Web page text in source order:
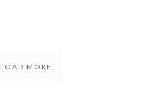
LOAD MORE